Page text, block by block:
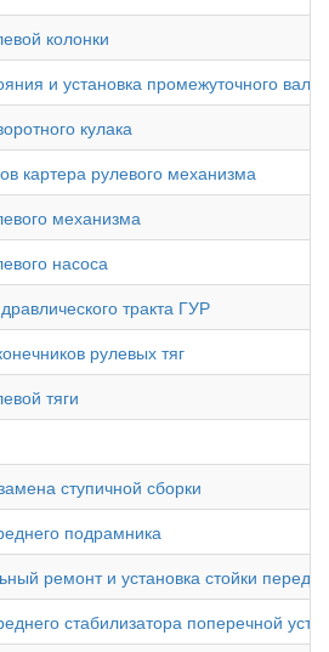
колонки
и установка промежуточного вала
кулака
картера рулевого механизма
механизма
насоса
тракта ГУР
рулевых тяг
тяги
ступичной сборки
подрамника
ремонт и установка стойки
стабилизатора поперечной